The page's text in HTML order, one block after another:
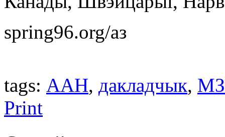
spring96.org/аз
tags: ААН, дакладчык,
Print